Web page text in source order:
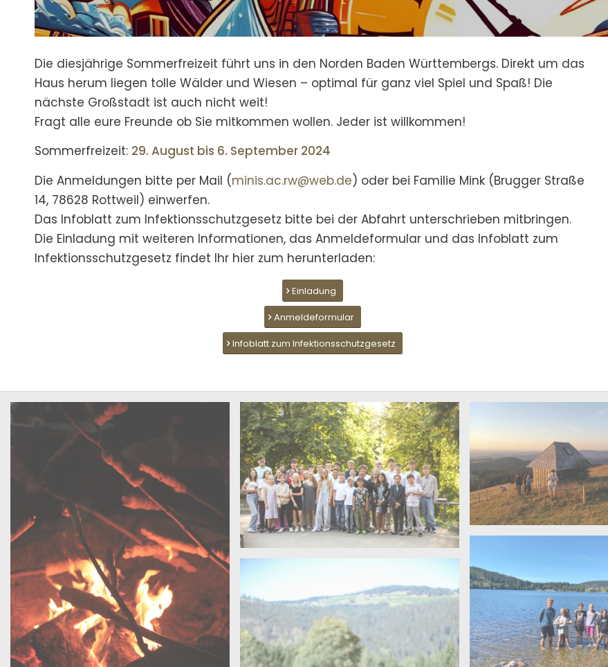
Die diesjährige Sommerfreizeit führt uns in den Norden Baden Württembergs. Direkt um das
Haus herum liegen tolle Wälder und Wiesen – optimal für ganz viel Spiel und Spaß! Die
nächste Großstadt ist auch nicht weit!
Fragt alle eure Freunde ob Sie mitkommen wollen. Jeder ist willkommen!
Sommerfreizeit: 29. August bis 6. September 2024
Die Anmeldungen bitte per Mail (minis.ac.rw@web.de) oder bei Familie Mink (Brugger Straße
14, 78628 Rottweil) einwerfen.
Das Infoblatt zum Infektionsschutzgesetz bitte bei der Abfahrt unterschrieben mitbringen.
Die Einladung mit weiteren Informationen, das Anmeldeformular und das Infoblatt zum
Infektionsschutzgesetz findet Ihr hier zum herunterladen:
Einladung
Anmeldeformular
Infoblatt zum Infektionsschutzgesetz